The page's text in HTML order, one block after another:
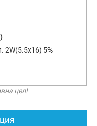
2W(5.5x16) 5%
цел!